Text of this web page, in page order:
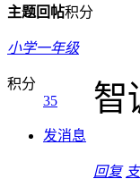
主题回帖积分
小学一年级
积分
35
发消息
智
回复